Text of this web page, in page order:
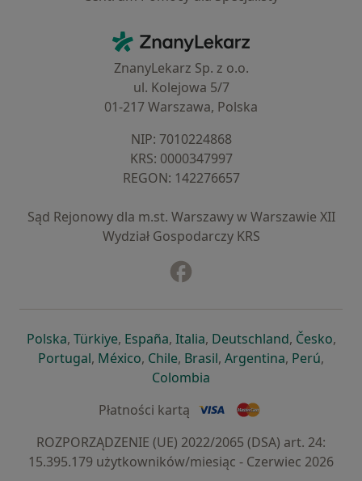
ZnanyLekarz - Strona główna
ZnanyLekarz Sp. z o.o.
ul. Kolejowa 5/7
01-217 Warszawa, Polska
NIP: ⁠7010224868
KRS: ⁠0000347997
REGON: ⁠142276657
Sąd Rejonowy dla m.st. Warszawy w Warszawie XII
Wydział Gospodarczy KRS
Polskaotwiera się w nowej karcie
, Türkiyeotwiera się w nowej karcie
, Españaotwiera się w nowej karcie
, Italiaotwiera się w nowej
, Deutschlandotwiera się
, Česko,
Portugalotwiera się w nowej karcie
, Méxicootwiera się w nowej karcie
, Chileotwiera się w nowej karcie
, Brasilotwiera się w nowej
, Argentinaotwiera się
, Perú,
Colombia
Płatności kartą
ROZPORZĄDZENIE (UE) 2022/2065 (DSA) art. 24:
15.395.179 użytkowników/miesiąc - Czerwiec 2026